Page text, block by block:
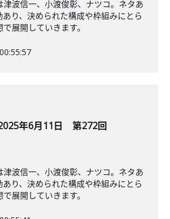
津波信一、小渡俊彰、ナツコ。ネタあ
あり、決められた構成や枠組みにとら
展開していきます。
00:55:57
年6月11日 第272回
津波信一、小渡俊彰、ナツコ。ネタあ
あり、決められた構成や枠組みにとら
展開していきます。